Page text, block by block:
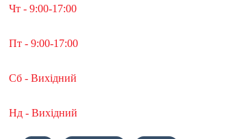
Чт - 9:00-17:00
Пт - 9:00-17:00
Сб - Вихідний
Нд - Вихідний